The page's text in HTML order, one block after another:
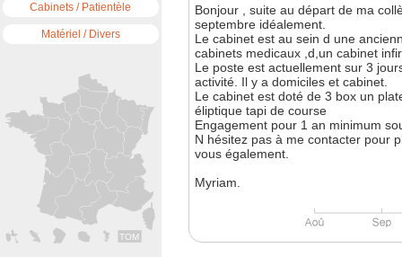
Cabinets / Patientèle
Matériel / Divers
TOM
Bonjour , suite au départ de ma
septembre idéalement.
Le cabinet est au sein d une
cabinets medicaux ,d,un cabinet
Le poste est actuellement sur 3
activité. Il y a domiciles et cabinet.
Le cabinet est doté de 3 box un
éliptique tapi de course
Engagement pour 1 an minimum
N hésitez pas à me contacter pour
vous également.
Myriam.